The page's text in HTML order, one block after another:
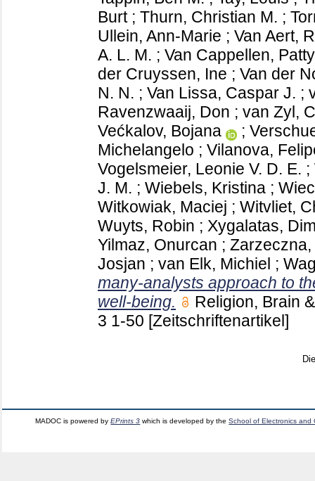
Burt; Thurn, Christian M. ;
Ullein, Ann-Marie ; Van Aert,
A. L. M. ; Van Cappellen, Patty
der Cruyssen, Ine ; Van der
N. N. ; Van Lissa, Caspar J. ;
Ravenzwaaij, Don ; van Zyl,
Većkalov, Bojana
;
Michelangelo ; Vilanova,
Vogelsmeier, Leonie V. D. E. ;
J. M. ; Wiebels, Kristina ;
Witkowiak, Maciej ; Witvliet,
Wuyts, Robin ; Xygalatas,
Yilmaz, Onurcan ;
Josjan ; van Elk, Michiel ;
many-analysts approach to
well-being.
Religion, Brain
3 1-50 [Zeitschriftenartikel]
MADOC is powered byEPrints 3 which is developed by theSchool of Electronics and